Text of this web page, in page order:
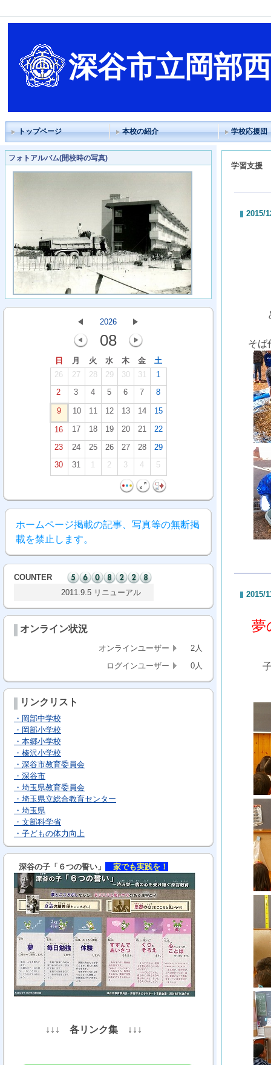
深谷市立岡部
トップページ 本校の紹介 学校応援団
フォトアルバム(開校時の写真)
2026
08
日 月 火 水 木 金
土
26
27 28 29 30 31
1
2
3 4 5 6 7 8
9 10 11 12 13 14 15
16 17 18 19 20 21
22
23
24 25 26 27 28
29
30
31 1 2 3 4 5
ホームページ掲載の記事、写真等の無断掲
載を禁止します。
COUNTER
2011.9.5 リニューアル
オンライン状況
オンラインユーザー
2人
ログインユーザー
0人
リンクリスト
・岡部中学校
・岡部小学校
・本郷小学校
・榛沢小学校
・深谷市教育委員会
・深谷市
・埼玉県教育委員会
・埼玉県立総合教育センター
・埼玉県
・文部科学省
・子どもの体力向上
深谷の子「６つの誓い」 家でも実践を！
↓↓↓ 各リンク集 ↓↓↓
学習支援
2015/
そば
2015/
夢